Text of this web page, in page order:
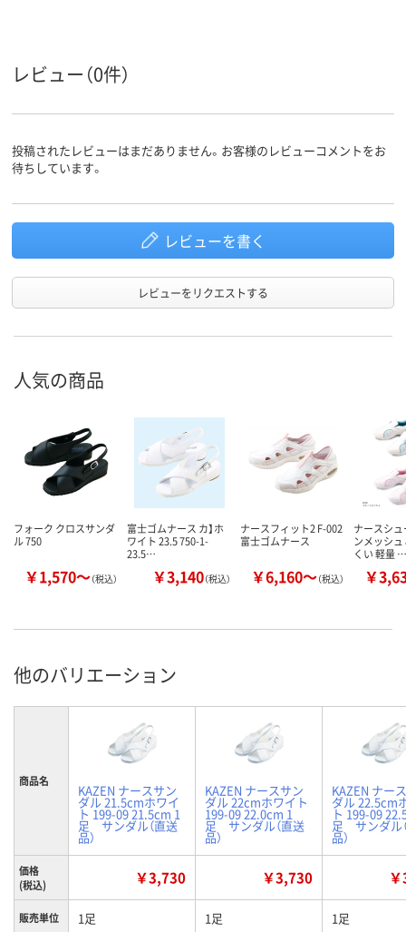
レビュー（0件）
投稿されたレビューはまだありません。お客様のレビューコメントをお
待ちしています。
レビューを書く
レビューをリクエストする
人気の商品
フォーク クロスサンダ
ル 750
￥1,570～（税込）
富士ゴムナース カ】ホ
ワイト 23.5 750-1-
23.5…
￥3,140（税込）
ナースフィット2 F-002
富士ゴムナース
￥6,160～（税込）
ナースシ
ンメッシ
くい 軽量 …
￥
他のバリエーション
商品名
KAZEN ナースサン
ダル 21.5cmホワイ
ト 199-09 21.5cm 1
足 サンダル（直送
品）
KAZEN ナースサン
ダル 22cmホワイト
199-09 22.0cm 1
足 サンダル（直送
品）
KAZEN ナー
ダル 22.5cm
ト 199-09
足 サンダル
品）
価格
(税込)
￥3,730 ￥3,730
販売単位 1足 1足 1足